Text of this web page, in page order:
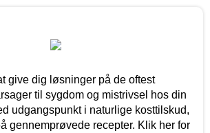
give dig løsninger på de oftest
til sygdom og mistrivsel hos din
udgangspunkt i naturlige kosttilskud,
gennemprøvede recepter. Klik her for